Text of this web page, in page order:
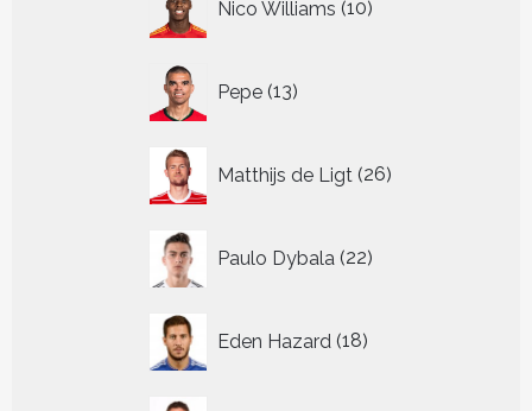
Nico Williams 10
producten
Pepe 13
producten
Matthijs de Ligt 26
producten
Paulo Dybala 22
producten
Eden Hazard 18
producten